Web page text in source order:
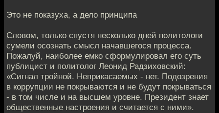
Это не показуха, а дело принципа
Словом, только спустя несколько дней политологи
сумели осознать смысл начавшегося процесса.
Пожалуй, наиболее емко сформулировал его суть
публицист и политолог Леонид Радзиховский:
«Сигнал тройной. Неприкасаемых - нет. Подозрения
в коррупции не покрываются и не будут покрываться
- в том числе и на высшем уровне. Президент знает
общественные настроения и считается с ними».